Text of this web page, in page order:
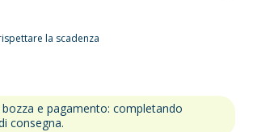
la scadenza
e pagamento: completando
consegna.